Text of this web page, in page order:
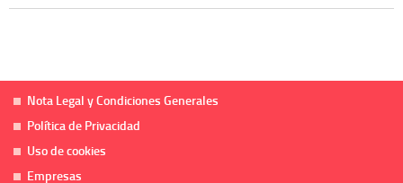
Nota Legal y Condiciones Generales
Política de Privacidad
Uso de cookies
Empresas